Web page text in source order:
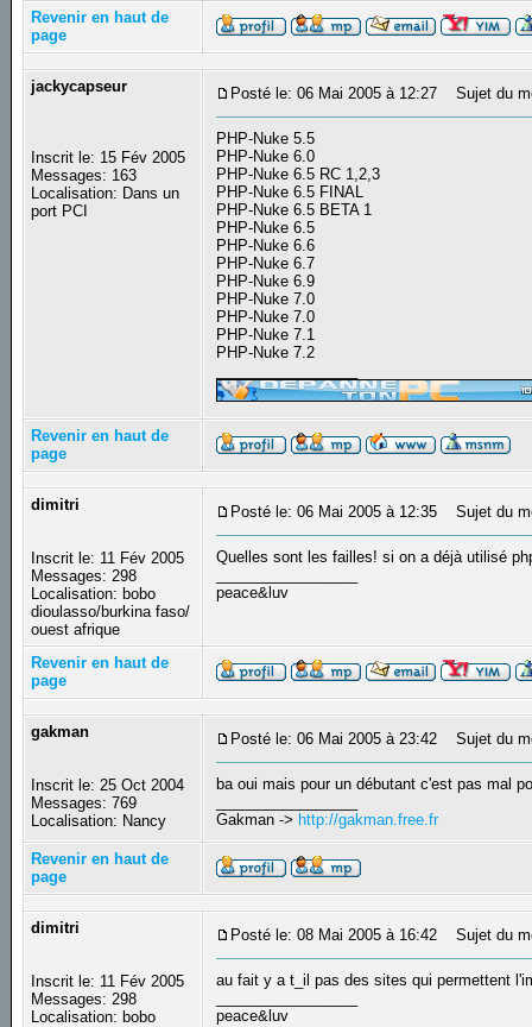
Revenir en haut de
page
jackycapseur
Inscrit le: 15 Fév 2005
Messages: 163
Localisation: Dans un
port PCI
Posté le: 06 Mai 2005 à 12:27 Sujet du
PHP-Nuke 5.5
PHP-Nuke 6.0
PHP-Nuke 6.5 RC 1,2,3
PHP-Nuke 6.5 FINAL
PHP-Nuke 6.5 BETA 1
PHP-Nuke 6.5
PHP-Nuke 6.6
PHP-Nuke 6.7
PHP-Nuke 6.9
PHP-Nuke 7.0
PHP-Nuke 7.0
PHP-Nuke 7.1
PHP-Nuke 7.2
Revenir en haut de
page
dimitri
Inscrit le: 11 Fév 2005
Messages: 298
Localisation: bobo
dioulasso/burkina faso/
ouest afrique
Posté le: 06 Mai 2005 à 12:35 Sujet du
Quelles sont les failles! si on a déjà utilisé
peace&luv
Revenir en haut de
page
gakman
Inscrit le: 25 Oct 2004
Messages: 769
Localisation: Nancy
Posté le: 06 Mai 2005 à 23:42 Sujet du
ba oui mais pour un débutant c'est pas mal
Gakman -> http://gakman.free.fr
Revenir en haut de
page
dimitri
Inscrit le: 11 Fév 2005
Messages: 298
Localisation: bobo
Posté le: 08 Mai 2005 à 16:42 Sujet du
au fait y a t_il pas des sites qui permettent
peace&luv